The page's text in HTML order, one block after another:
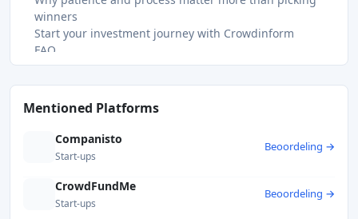
winners
Start your investment journey with Crowdinform
FAQ
What is the minimum budget for startup investing?
How long does it take to see returns from startup
investing?
Do I need to be an accredited investor to invest in
startups?
What is the difference between a SAFE and a
convertible note?
How many startup investments should a beginner
make?
Mentioned Platforms
Companisto
Start-ups
Beoordeling →
CrowdFundMe
Start-ups
Beoordeling →